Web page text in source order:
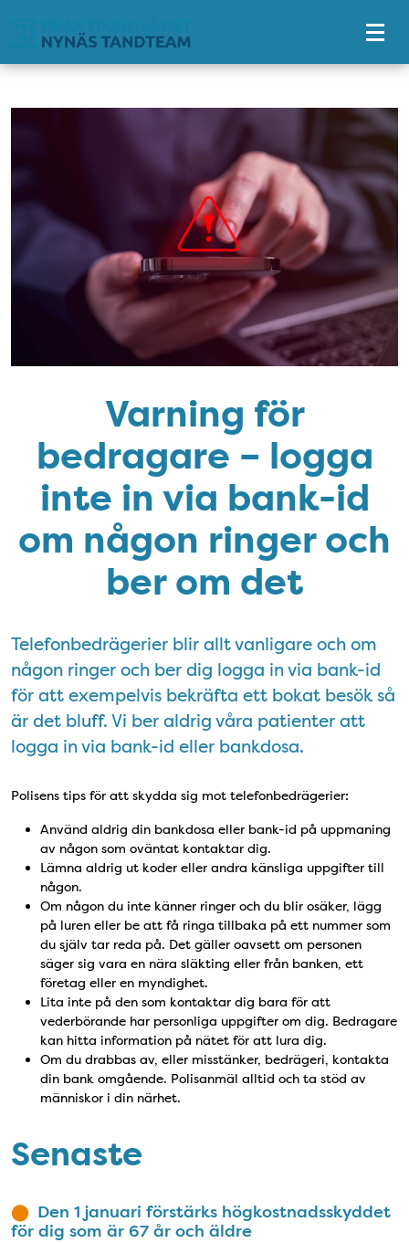
Varning för
bedragare – logga
inte in via bank-id
om någon ringer och
ber om det
Telefonbedrägerier blir allt vanligare och om
någon ringer och ber dig logga in via bank-id
för att exempelvis bekräfta ett bokat besök så
är det bluff. Vi ber aldrig våra patienter att
logga in via bank-id eller bankdosa.
Polisens tips för att skydda sig mot telefonbedrägerier:
Använd aldrig din bankdosa eller bank-id på uppmaning
av någon som oväntat kontaktar dig.
Lämna aldrig ut koder eller andra känsliga uppgifter till
någon.
Om någon du inte känner ringer och du blir osäker, lägg
på luren eller be att få ringa tillbaka på ett nummer som
du själv tar reda på. Det gäller oavsett om personen
säger sig vara en nära släkting eller från banken, ett
företag eller en myndighet.
Lita inte på den som kontaktar dig bara för att
vederbörande har personliga uppgifter om dig. Bedragare
kan hitta information på nätet för att lura dig.
Om du drabbas av, eller misstänker, bedrägeri, kontakta
din bank omgående. Polisanmäl alltid och ta stöd av
människor i din närhet.
Senaste
Den 1 januari förstärks högkostnadsskyddet
för dig som är 67 år och äldre